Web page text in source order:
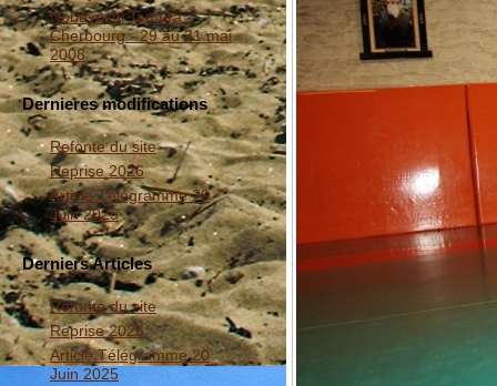
Nobuyoshi Tamura -
Cherbourg - 29 au 31 mai
2008
Dernieres modifications
Refonte du site
Reprise 2026
Article Télégramme 20
Juin 2025
Derniers Articles
Refonte du site
Reprise 2026
Article Télégramme 20
Juin 2025